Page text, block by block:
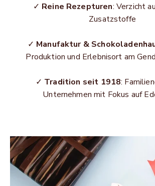
✓ Reine Rezepturen: Verzicht
Zusatzstoffe
✓ Manufaktur &
Produktion und Erlebnisort am
✓ Tradition seit 1918:
Unternehmen mit Fokus auf